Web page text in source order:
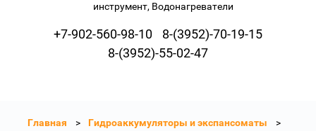
инструмент, Водонагреватели
+7-902-560-98-10
8-(3952)-70-19-15
8-(3952)-55-02-47
Главная Гидроаккумуляторы и экспансоматы